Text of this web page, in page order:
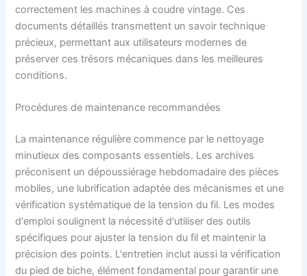
correctement les machines à coudre vintage. Ces
documents détaillés transmettent un savoir technique
précieux, permettant aux utilisateurs modernes de
préserver ces trésors mécaniques dans les meilleures
conditions.
Procédures de maintenance recommandées
La maintenance régulière commence par le nettoyage
minutieux des composants essentiels. Les archives
préconisent un dépoussiérage hebdomadaire des pièces
mobiles, une lubrification adaptée des mécanismes et une
vérification systématique de la tension du fil. Les modes
d'emploi soulignent la nécessité d'utiliser des outils
spécifiques pour ajuster la tension du fil et maintenir la
précision des points. L'entretien inclut aussi la vérification
du pied de biche, élément fondamental pour garantir une